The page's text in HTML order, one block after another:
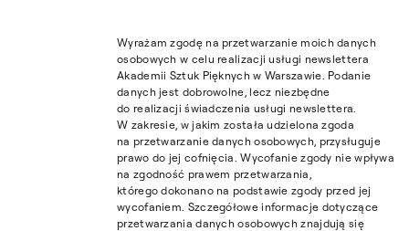
Wyrażam zgodę na przetwarzanie moich danych
osobowych w celu realizacji usługi newslettera
Akademii Sztuk Pięknych w Warszawie. Podanie
danych jest dobrowolne, lecz niezbędne
do realizacji świadczenia usługi newslettera.
W zakresie, w jakim została udzielona zgoda
na przetwarzanie danych osobowych, przysługuje
prawo do jej cofnięcia. Wycofanie zgody nie wpływa
na zgodność prawem przetwarzania,
którego dokonano na podstawie zgody przed jej
wycofaniem. Szczegółowe informacje dotyczące
przetwarzania danych osobowych znajdują się